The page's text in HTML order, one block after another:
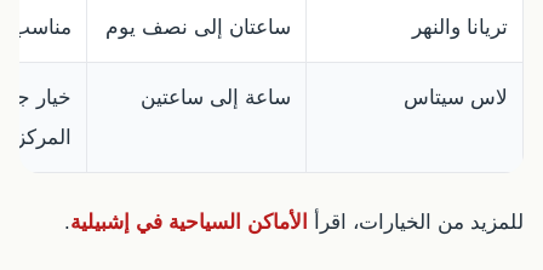
تريانا والنهر ساعتان إلى نصف يوم مناسب
لاس سيتاس ساعة إلى ساعتين
خيار
المركز.
للمزيد من الخيارات، اقرأ الأماكن السياحية في إشبيلية.